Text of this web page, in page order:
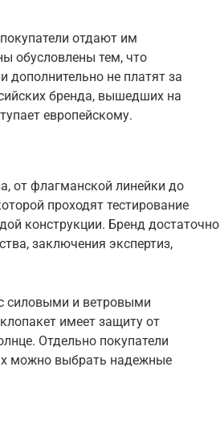
отдают им
обусловлены тем, что
дополнительно не платят за
бренда, вышедших на
европейскому.
от флагманской линейки до
проходят тестирование
конструкции. Бренд достаточно
заключения экспертиз,
силовыми и ветровыми
имеет защиту от
Отдельно покупатели
можно выбрать надежные